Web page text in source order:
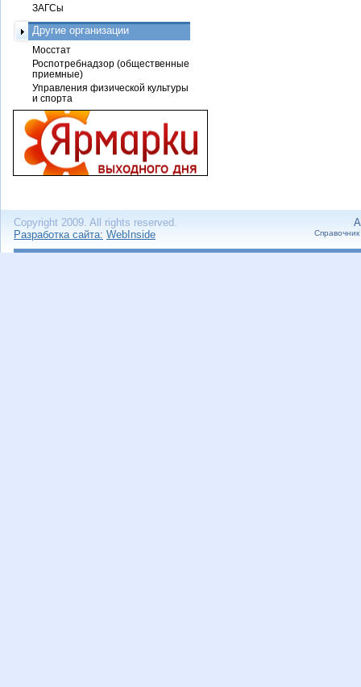
ЗАГСы
Другие организации
Мосстат
Роспотребнадзор (общественные
приемные)
Управления физической культуры
и спорта
Copyright 2009. All rights reserved.
Разработка сайта: WebInside